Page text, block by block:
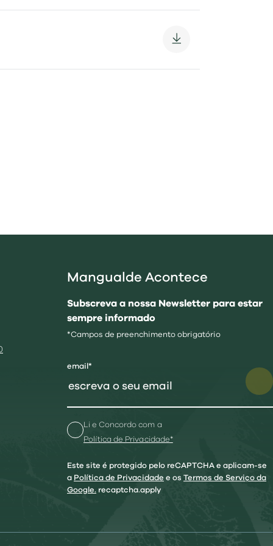
Mangualde Acontece
Subscreva a nossa Newsletter para estar
sempre informado
*Campos de preenchimento obrigatório
email*
Li e Concordo com a
Política de Privacidade*
Este site é protegido pelo reCAPTCHA e aplicam-se
a Política de Privacidade e os Termos de Serviço da
Google. recaptcha.apply